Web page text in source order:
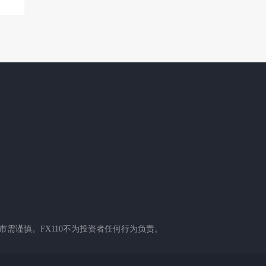
谨慎。FX110不为投资者任何行为负责。